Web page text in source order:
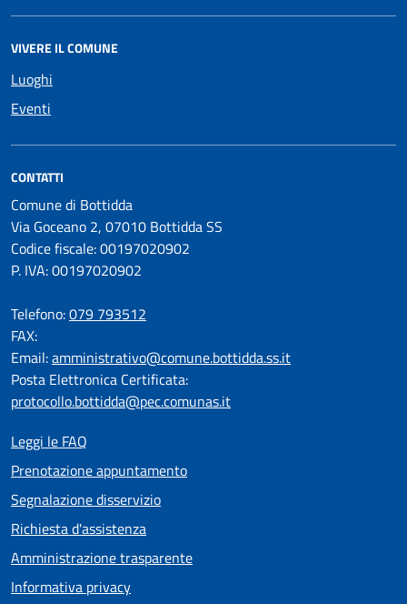
VIVERE IL COMUNE
Luoghi
Eventi
CONTATTI
Comune di Bottidda
Via Goceano 2, 07010 Bottidda SS
Codice fiscale: 00197020902
P. IVA: 00197020902
Telefono:079 793512
FAX:
Email:amministrativo@comune.bottidda.ss.it
Posta Elettronica Certificata:
protocollo.bottidda@pec.comunas.it
Leggi le FAQ
Prenotazione appuntamento
Segnalazione disservizio
Richiesta d'assistenza
Amministrazione trasparente
Informativa privacy